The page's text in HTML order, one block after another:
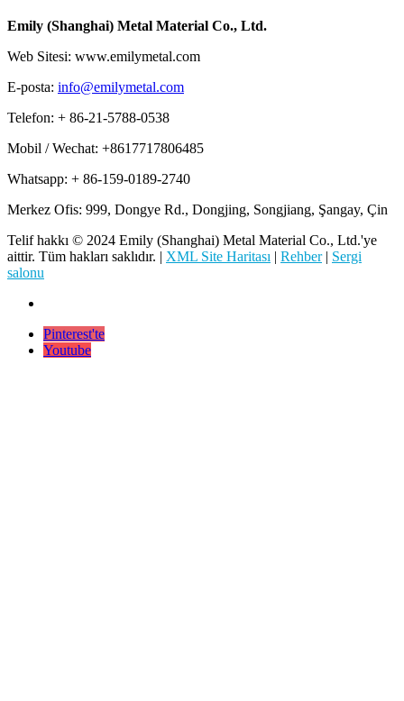
Emily (Shanghai) Metal Material Co., Ltd.
Web Sitesi: www.emilymetal.com
E-posta: info@emilymetal.com
Telefon: + 86-21-5788-0538
Mobil / Wechat: +8617717806485
Whatsapp: + 86-159-0189-2740
Merkez Ofis: 999, Dongye Rd., Dongjing, Songjiang, Şangay, Çin
Telif hakkı © 2024 Emily (Shanghai) Metal Material Co., Ltd.'ye
aittir. Tüm hakları saklıdır. | XML Site Haritası | Rehber| Sergi
salonu
Pinterest'te
Youtube